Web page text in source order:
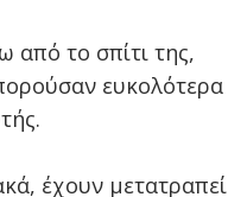
από το σπίτι της,
ευκολότερα
έχουν μετατραπεί